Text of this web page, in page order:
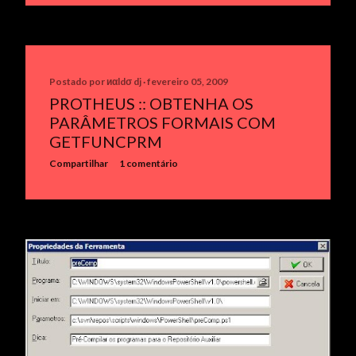
Postado porиαldσ dj fevereiro 05, 2009
PROTHEUS :: OBTENHA OS
PARÂMETROS FORMAIS COM
GETFUNCPRM
Compartilhar 1 comentário